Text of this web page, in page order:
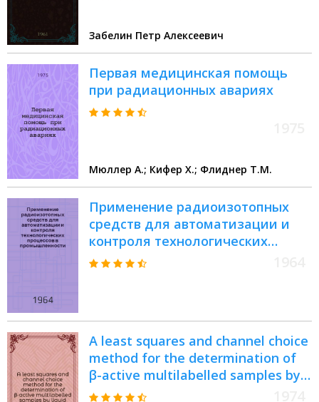
Забелин Петр Алексеевич
Первая медицинская помощь
при радиационных авариях
Мюллер А.; Кифер Х.; Флиднер Т.М.
Применение радиоизотопных
средств для автоматизации и
контроля технологических
процессов в промышленности :
радиоактивных изотопов в пром-
сти
A least squares and channel choice
method for the determination of
β-active multilabelled samples by
liquid scintillation : Arbeitsbericht